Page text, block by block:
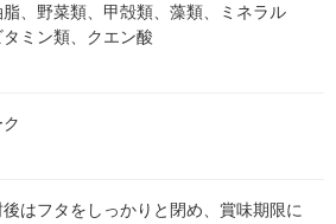
、野菜類、甲殻類、藻類、ミネラル
ミン類、クエン酸
後はフタをしっかりと閉め、賞味期限に